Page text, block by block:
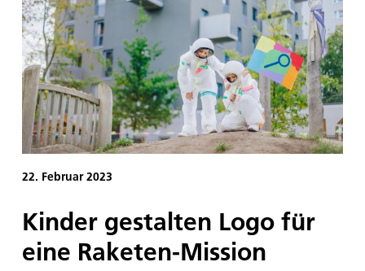
22. Februar 2023
Kinder gestalten Logo für
eine Raketen-Mission